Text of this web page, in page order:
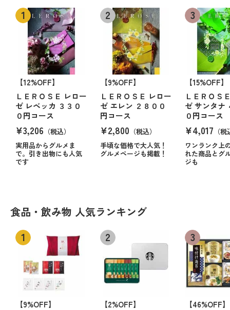
【12%OFF】
ＬＥＲＯＳＥ レロー
ゼ レベッカ ３３０
０円コース
¥3,206 （税込）
実用品からグルメま
で。引き出物にも人気
です
【9%OFF】
ＬＥＲＯＳＥ レロー
ゼ エレン ２８００
円コース
¥2,800 （税込）
手頃な価格で大人気！
グルメページも掲載！
【15%OFF】
ＬＥＲＯＳ
ゼ サンタナ
０円コース
¥4,017 （
ワンランク上
れた商品とグ
ジも
食品・飲み物 人気ランキング
【9%OFF】
【2%OFF】
【46%OFF】